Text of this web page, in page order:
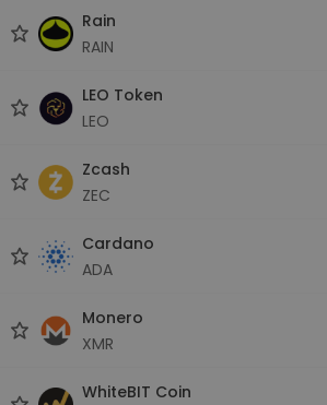
Rain
RAIN
LEO Token
LEO
Zcash
ZEC
Cardano
ADA
Monero
XMR
WhiteBIT Coin